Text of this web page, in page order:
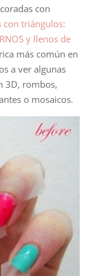
con
con triángulos:
y llenos de
más común en
a ver algunas
3D, rombos,
o mosaicos.